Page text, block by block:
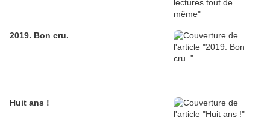
2019. Bon cru.
Huit ans !